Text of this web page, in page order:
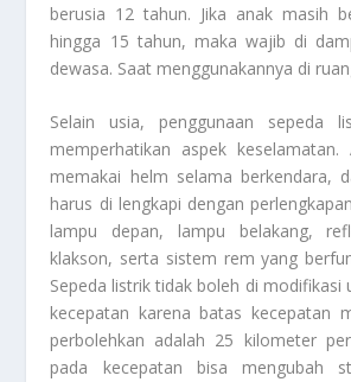
berusia 12 tahun. Jika anak masih
hingga 15 tahun, maka wajib di
dewasa. Saat menggunakannya di
Selain usia, penggunaan sepeda
memperhatikan aspek keselamatan.
memakai helm selama berkendara,
harus di lengkapi dengan
lampu depan, lampu belakang,
klakson, serta sistem rem yang
Sepeda listrik tidak boleh di modifikasi
kecepatan karena batas kecepatan
perbolehkan adalah 25 kilometer
pada kecepatan bisa mengubah